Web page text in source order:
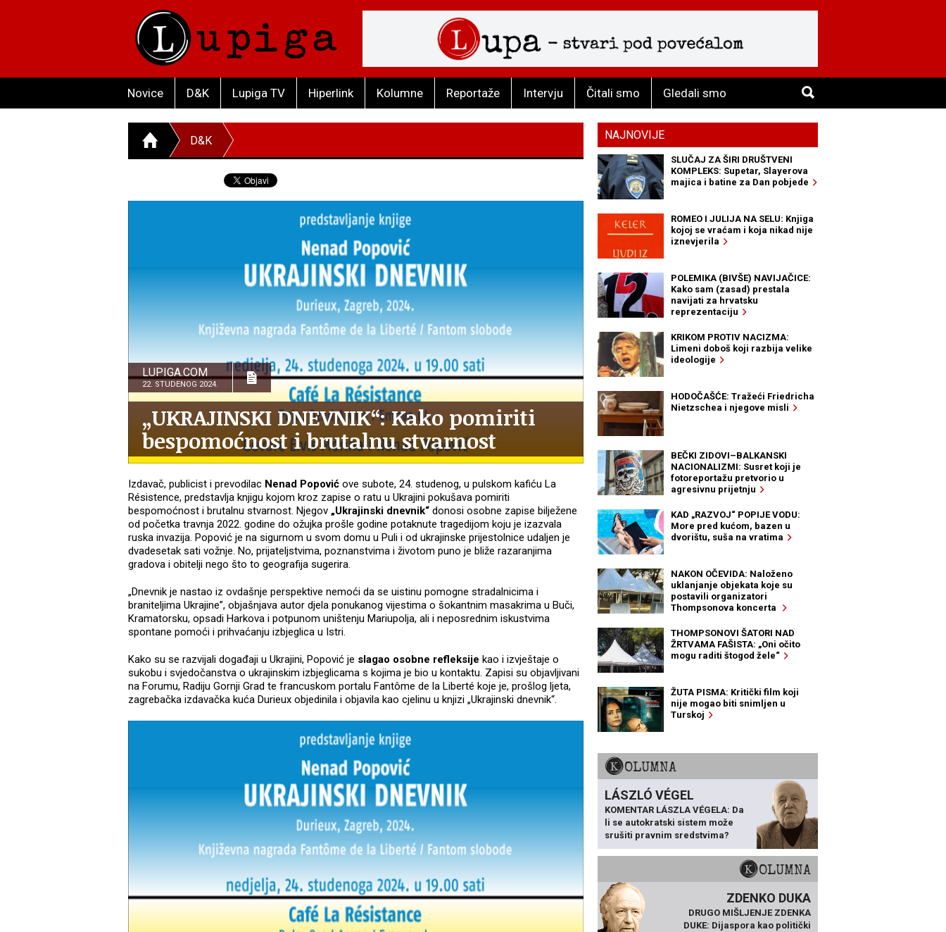
Novice D&K Lupiga TV Hiperlink Kolumne Reportaže Intervju Čitali smo Gledali smo
D&K
LUPIGA.COM
22. STUDENOG 2024.
„UKRAJINSKI DNEVNIK“: Kako pomiriti
bespomoćnost i brutalnu stvarnost
Izdavač, publicist i prevodilac Nenad Popović ove subote, 24. studenog, u pulskom kafiću La
Résistence, predstavlja knjigu kojom kroz zapise o ratu u Ukrajini pokušava pomiriti
bespomoćnost i brutalnu stvarnost. Njegov „Ukrajinski dnevnik“ donosi osobne zapise bilježene
od početka travnja 2022. godine do ožujka prošle godine potaknute tragedijom koju je izazvala
ruska invazija. Popović je na sigurnom u svom domu u Puli i od ukrajinske prijestolnice udaljen je
dvadesetak sati vožnje. No, prijateljstvima, poznanstvima i životom puno je bliže razaranjima
gradova i obitelji nego što to geografija sugerira.
„Dnevnik je nastao iz ovdašnje perspektive nemoći da se uistinu pomogne stradalnicima i
braniteljima Ukrajine”, objašnjava autor djela ponukanog vijestima o šokantnim masakrima u Buči,
Kramatorsku, opsadi Harkova i potpunom uništenju Mariupolja, ali i neposrednim iskustvima
spontane pomoći i prihvaćanju izbjeglica u Istri.
Kako su se razvijali događaji u Ukrajini, Popović je slagao osobne refleksije kao i izvještaje o
sukobu i svjedočanstva o ukrajinskim izbjeglicama s kojima je bio u kontaktu. Zapisi su objavljivani
na Forumu, Radiju Gornji Grad te francuskom portalu Fantôme de la Liberté koje je, prošlog ljeta,
zagrebačka izdavačka kuća Durieux objedinila i objavila kao cjelinu u knjizi „Ukrajinski dnevnik“.
NAJNOVIJE
SLUČAJ ZA ŠIRI DRUŠTVENI
KOMPLEKS: Supetar, Slayerova
majica i batine za Dan pobjede
ROMEO I JULIJA NA SELU: Knjiga
kojoj se vraćam i koja nikad nije
iznevjerila
POLEMIKA (BIVŠE) NAVIJAČICE:
Kako sam (zasad) prestala
navijati za hrvatsku
reprezentaciju
KRIKOM PROTIV NACIZMA:
Limeni doboš koji razbija velike
ideologije
HODOČAŠĆE: Tražeći Friedricha
Nietzschea i njegove misli
BEČKI ZIDOVI–BALKANSKI
NACIONALIZMI: Susret koji je
fotoreportažu pretvorio u
agresivnu prijetnju
KAD „RAZVOJ“ POPIJE VODU:
More pred kućom, bazen u
dvorištu, suša na vratima
NAKON OČEVIDA: Naloženo
uklanjanje objekata koje su
postavili organizatori
Thompsonova koncerta
THOMPSONOVI ŠATORI NAD
ŽRTVAMA FAŠISTA: „Oni očito
mogu raditi štogod žele“
ŽUTA PISMA: Kritički film koji
nije mogao biti snimljen u
Turskoj
KOLUMNA
LÁSZLÓ VÉGEL
KOMENTAR LÁSZLA VÉGELA: Da
li se autokratski sistem može
srušiti pravnim sredstvima?
KOLUMNA
ZDENKO DUKA
DRUGO MIŠLJENJE ZDENKA
DUKE: Dijaspora kao politički